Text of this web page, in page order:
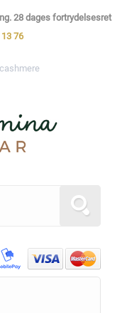
28 dages fortrydelsesret
76